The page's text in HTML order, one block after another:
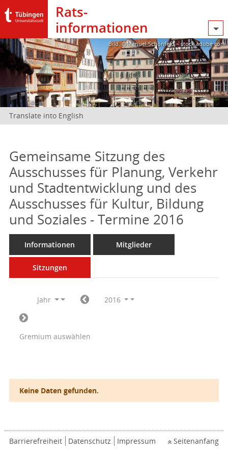
Rats­
informationen
Bild: @Manuel Schönfeld – stock.adobe.com
Translate into English
Gemeinsame Sitzung des
Ausschusses für Planung, Verkehr
und Stadtentwicklung und des
Ausschusses für Kultur, Bildung
und Soziales - Termine 2016
Informationen Mitglieder
Sitzungen
Jahr 2016
Gremium auswählen
Keine Daten gefunden.
Barrierefreiheit Datenschutz Impressum Seitenanfang